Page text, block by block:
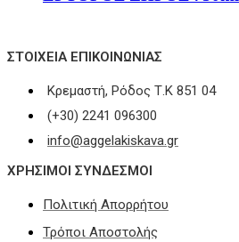
ΣΤΟΙΧΕΊΑ ΕΠΙΚΟΙΝΩΝΊΑΣ
Κρεμαστή, Ρόδος Τ.Κ 851 04
(+30) 2241 096300
info@aggelakiskava.gr
ΧΡΗΣΙΜΟΙ ΣΥΝΔΕΣΜΟΙ
Πολιτική Απορρήτου
Τρόποι Αποστολής